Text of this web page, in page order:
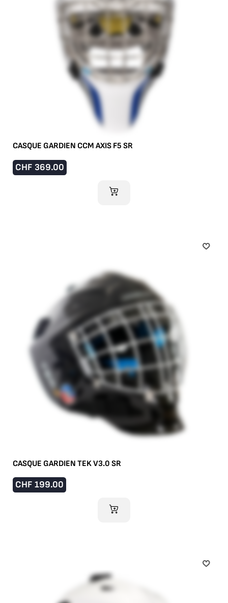
CASQUE GARDIEN CCM AXIS F5 SR
CHF 369.00
AJOUTER AU PANIER
CASQUE GARDIEN TEK V3.0 SR
CHF 199.00
AJOUTER AU PANIER